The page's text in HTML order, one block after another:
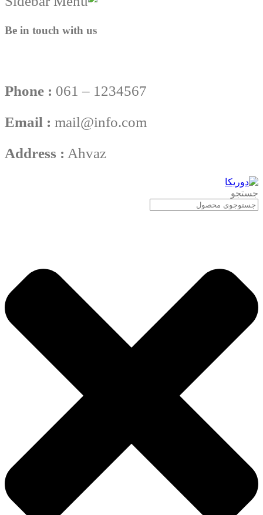
Be in touch with us
Phone : 061 – 1234567
Email : mail@info.com
Address : Ahvaz
جستجو